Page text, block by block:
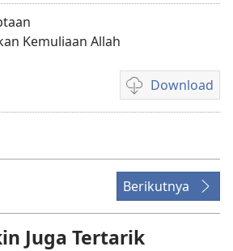
Kemuliaan Allah
Download
Pilihan
download
Berikutnya
Juga Tertarik